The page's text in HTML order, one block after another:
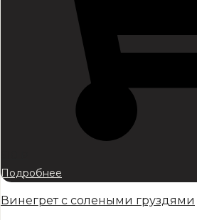
Подробнее
Винегрет с солеными груздями